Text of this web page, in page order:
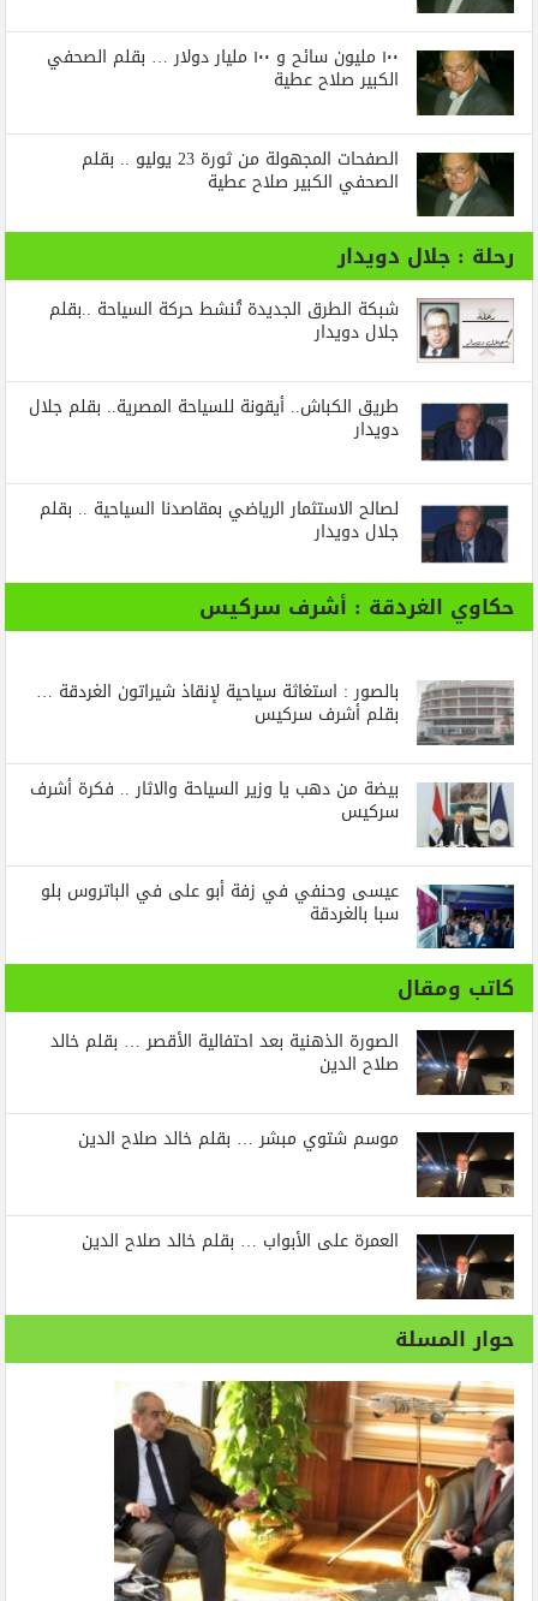
١٠٠ مليون سائح و ١٠٠ مليار دولار … بقلم الصحفي
الكبير صلاح عطية
الصفحات المجهولة من ثورة 23 يوليو .. بقلم
الصحفي الكبير صلاح عطية
رحلة : جلال دويدار
شبكة الطرق الجديدة تُنشط حركة السياحة ..بقلم
جلال دويدار
طريق الكباش.. أيقونة للسياحة المصرية.. بقلم جلال
دويدار
لصالح الاستثمار الرياضي بمقاصدنا السياحية .. بقلم
جلال دويدار
حكاوي الغردقة : أشرف سركيس
بالصور : استغاثة سياحية لإنقاذ شيراتون الغردقة …
بقلم أشرف سركيس
بيضة من دهب يا وزير السياحة والاثار .. فكرة أشرف
سركيس
عيسى وحنفي في زفة أبو على في الباتروس بلو
سبا بالغردقة
كاتب ومقال
الصورة الذهنية بعد احتفالية الأقصر … بقلم خالد
صلاح الدين
موسم شتوي مبشر … بقلم خالد صلاح الدين
العمرة على الأبواب … بقلم خالد صلاح الدين
حوار المسلة